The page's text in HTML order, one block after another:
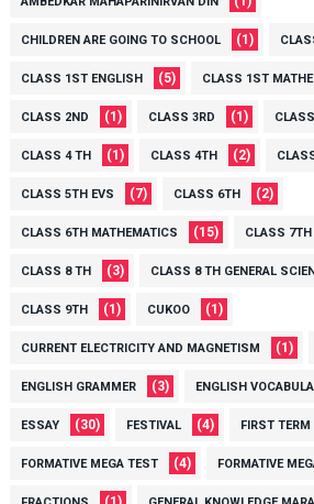
CHILDREN ARE GOING TO SCHOOL (1)
CLASS 1ST ENGLISH (5) CLASS 1ST
CLASS 2ND (1) CLASS 3RD (1)
CLASS 4 TH (1) CLASS 4TH (2)
CLASS 5TH EVS (7) CLASS 6TH (2)
CLASS 6TH MATHEMATICS (15) CLASS 7TH
CLASS 8 TH (3) CLASS 8 TH GENERAL
CLASS 9TH (1) CUKOO (1)
CURRENT ELECTRICITY AND MAGNETISM (1)
ENGLISH GRAMMER (3) ENGLISH
ESSAY (30) FESTIVAL (4) FIRST TERM
FORMATIVE MEGA TEST (4) FORMATIVE